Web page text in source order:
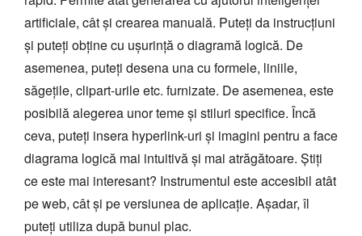
artificiale, cât și crearea manuală. Puteți da instrucțiuni
și puteți obține cu ușurință o diagramă logică. De
asemenea, puteți desena una cu formele, liniile,
săgețile, clipart-urile etc. furnizate. De asemenea, este
posibilă alegerea unor teme și stiluri specifice. Încă
ceva, puteți insera hyperlink-uri și imagini pentru a face
diagrama logică mai intuitivă și mai atrăgătoare. Știți
ce este mai interesant? Instrumentul este accesibil atât
pe web, cât și pe versiunea de aplicație. Așadar, îl
puteți utiliza după bunul plac.